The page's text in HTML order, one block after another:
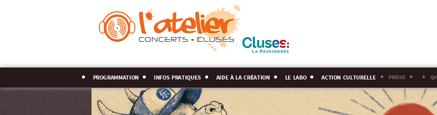
programmation infos pratiques aide à la création le labo action culturelle presse